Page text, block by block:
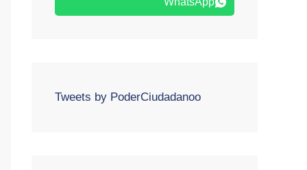
Tweets by PoderCiudadanoo